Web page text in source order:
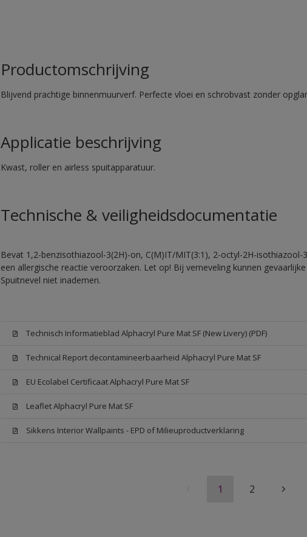
Productomschrijving
Blijvend prachtige binnenmuurverf. Perfecte vloei en schrobvast zonder
Applicatie beschrijving
Kwast, roller en airless spuitapparatuur.
Technische & veiligheidsdocumentatie
Bevat 1,2-benzisothiazool-3(2H)-on, C(M)IT/MIT(3:1), 2-octyl-2H-
een allergische reactie veroorzaken. Let op! Bij verneveling kunnen
Spuitnevel niet inademen.
Technisch Informatieblad Alphacryl Pure Mat SF (New Livery) (PDF)
Technical Report decontamineerbaarheid Alphacryl Pure Mat SF
EU Ecolabel Certificaat Alphacryl Pure Mat SF
Leaflet Alphacryl Pure Mat SF
Sikkens Interior Wallpaints - EPD of Milieuproductverklaring
1 2